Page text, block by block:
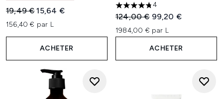
Prix de vente :
19,49 €Prix ​​actuel :
15,64 €
156,40 € par L
ACHETER
4.75 étoiles sur un maximum
4
Prix de vente :
124,00 € Prix ​​actuel :
99,20 €
1984,00 € par L
ACHETER